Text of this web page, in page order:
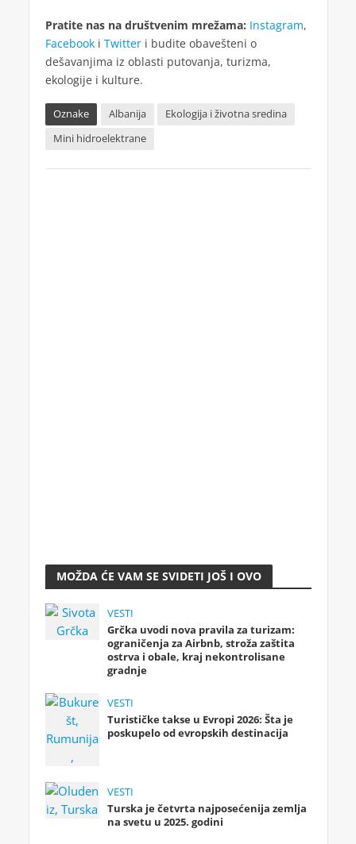
Pratite nas na društvenim mrežama: Instagram,
Facebooki Twitteri budite obavešteni o
dešavanjima iz oblasti putovanja, turizma,
ekologije i kulture.
Oznake Albanija
Ekologija i životna sredina
Mini hidroelektrane
MOŽDA ĆE VAM SE SVIDETI JOŠ I OVO
VESTI
Grčka uvodi nova pravila za turizam:
ograničenja za Airbnb, stroža zaštita
ostrva i obale, kraj nekontrolisane
gradnje
VESTI
Turističke takse u Evropi 2026: Šta je
poskupelo od evropskih destinacija
VESTI
Turska je četvrta najposećenija zemlja
na svetu u 2025. godini